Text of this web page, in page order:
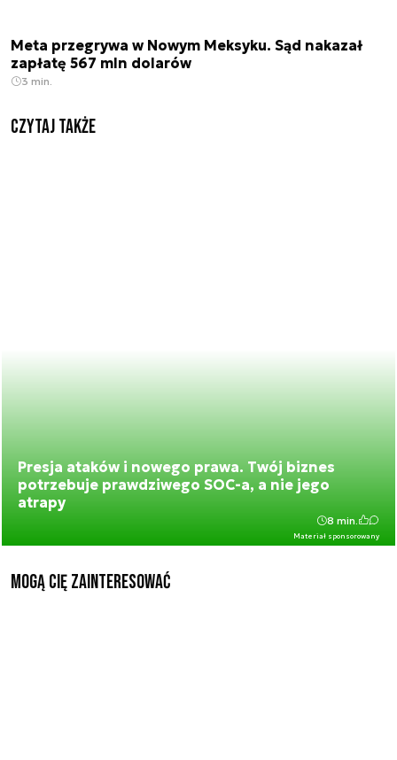
Meta przegrywa w Nowym Meksyku. Sąd nakazał
zapłatę 567 mln dolarów
3 min.
Czytaj także
Presja ataków i nowego prawa. Twój biznes
potrzebuje prawdziwego SOC-a, a nie jego
atrapy
Materiał sponsorowany
8 min.
Mogą Cię zainteresować